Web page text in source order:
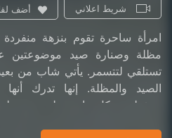
شريط اعلاني أضف
امرأة ساحرة تقوم بنزهة
مظلة وصنارة صيد موضوعتين
تستلقي لتتسمر. يأتي شاب من
الصيد والمظلة. إنها تدرك
سيفعلون، كل واحد على حدة، ليتم